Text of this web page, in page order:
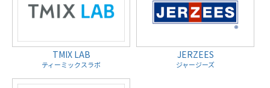
TMIX LAB
ティーミックスラボ
JERZEES
ジャージーズ